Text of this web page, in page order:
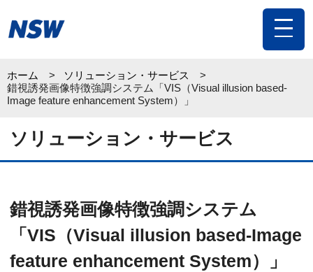
toggle
ホーム
ソリューション・サービス
錯視誘発画像特徴強調システム「VIS（Visual illusion based-
Image feature enhancement System）」
ソリューション・サービス
錯視誘発画像特徴強調システム
「VIS（Visual illusion based-Image
feature enhancement System）」